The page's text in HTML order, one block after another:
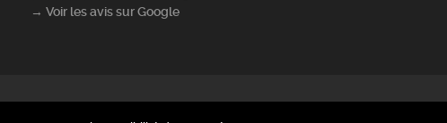
→ Voir les avis sur Google